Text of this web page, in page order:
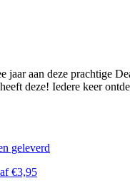
jaar aan deze prachtige
deze! Iedere keer
geleverd
€3,95